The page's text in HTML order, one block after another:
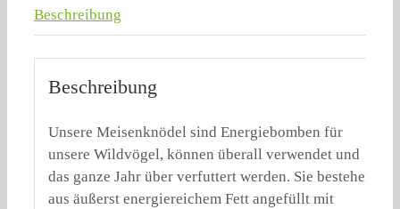
Beschreibung
Beschreibung
Unsere Meisenknödel sind Energiebomben für
unsere Wildvögel, können überall verwendet und
das ganze Jahr über verfuttert werden. Sie bestehen
aus äußerst energiereichem Fett angefüllt mit